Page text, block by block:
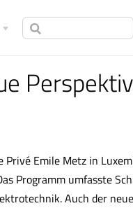
Emile Metz in
Programm umfasste
Auch der